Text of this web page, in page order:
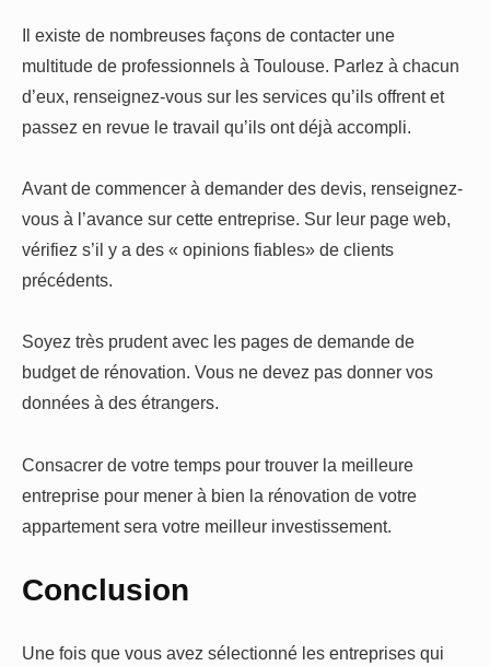
Il existe de nombreuses façons de contacter une
multitude de professionnels à Toulouse. Parlez à chacun
d’eux, renseignez-vous sur les services qu’ils offrent et
passez en revue le travail qu’ils ont déjà accompli.
Avant de commencer à demander des devis, renseignez-
vous à l’avance sur cette entreprise. Sur leur page web,
vérifiez s’il y a des « opinions fiables» de clients
précédents.
Soyez très prudent avec les pages de demande de
budget de rénovation. Vous ne devez pas donner vos
données à des étrangers.
Consacrer de votre temps pour trouver la meilleure
entreprise pour mener à bien la rénovation de votre
appartement sera votre meilleur investissement.
Conclusion
Une fois que vous avez sélectionné les entreprises qui